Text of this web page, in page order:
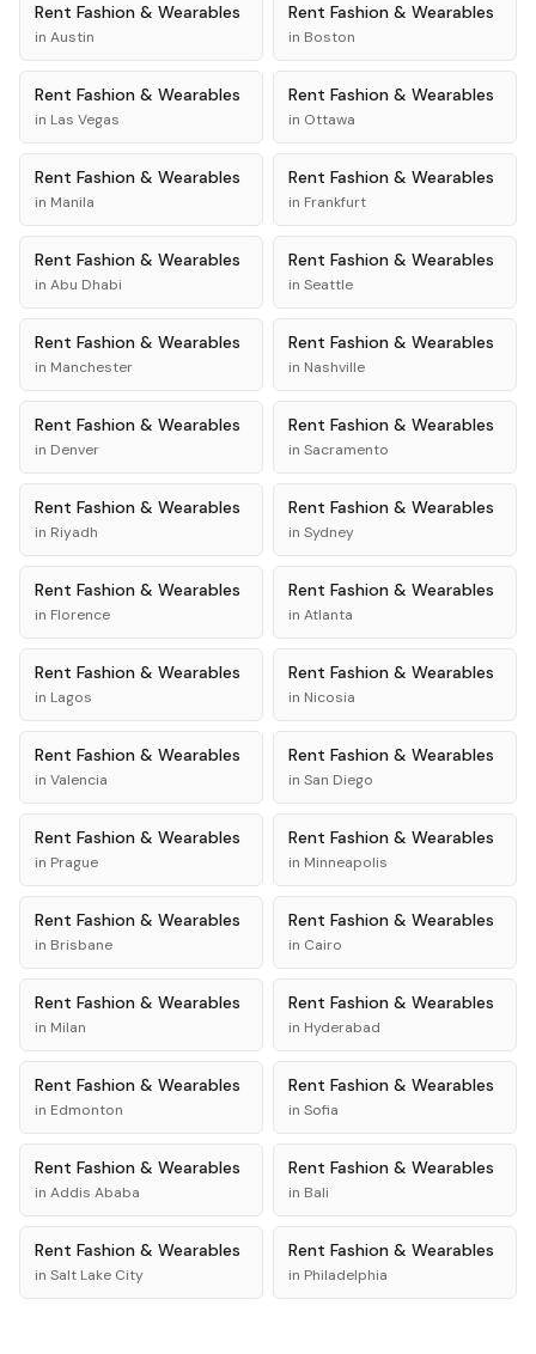
Rent Fashion & Wearables
in Austin
Rent Fashion & Wearables
in Boston
Rent Fashion & Wearables
in Las Vegas
Rent Fashion & Wearables
in Ottawa
Rent Fashion & Wearables
in Manila
Rent Fashion & Wearables
in Frankfurt
Rent Fashion & Wearables
in Abu Dhabi
Rent Fashion & Wearables
in Seattle
Rent Fashion & Wearables
in Manchester
Rent Fashion & Wearables
in Nashville
Rent Fashion & Wearables
in Denver
Rent Fashion & Wearables
in Sacramento
Rent Fashion & Wearables
in Riyadh
Rent Fashion & Wearables
in Sydney
Rent Fashion & Wearables
in Florence
Rent Fashion & Wearables
in Atlanta
Rent Fashion & Wearables
in Lagos
Rent Fashion & Wearables
in Nicosia
Rent Fashion & Wearables
in Valencia
Rent Fashion & Wearables
in San Diego
Rent Fashion & Wearables
in Prague
Rent Fashion & Wearables
in Minneapolis
Rent Fashion & Wearables
in Brisbane
Rent Fashion & Wearables
in Cairo
Rent Fashion & Wearables
in Milan
Rent Fashion & Wearables
in Hyderabad
Rent Fashion & Wearables
in Edmonton
Rent Fashion & Wearables
in Sofia
Rent Fashion & Wearables
in Addis Ababa
Rent Fashion & Wearables
in Bali
Rent Fashion & Wearables
in Salt Lake City
Rent Fashion & Wearables
in Philadelphia